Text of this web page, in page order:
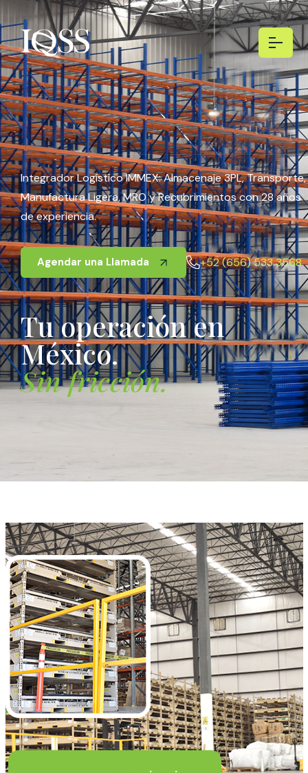
Integrador Logístico IMMEX: Almacenaje 3PL, Transporte,
Manufactura Ligera, MRO y Recubrimientos con 28 años
de experiencia.
Agendar una Llamada +52 (656) 533 3568
Tu operaciónen
México.
Sinfricción.